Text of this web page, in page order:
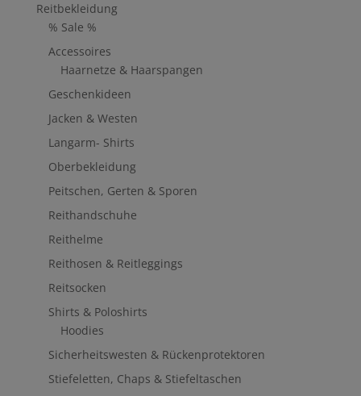
Reitbekleidung
% Sale %
Accessoires
Haarnetze & Haarspangen
Geschenkideen
Jacken & Westen
Langarm- Shirts
Oberbekleidung
Peitschen, Gerten & Sporen
Reithandschuhe
Reithelme
Reithosen & Reitleggings
Reitsocken
Shirts & Poloshirts
Hoodies
Sicherheitswesten & Rückenprotektoren
Stiefeletten, Chaps & Stiefeltaschen